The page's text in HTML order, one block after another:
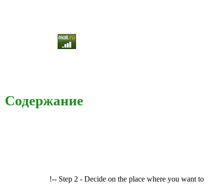
Содержание
!-- Step 2 - Decide on the place where you want to